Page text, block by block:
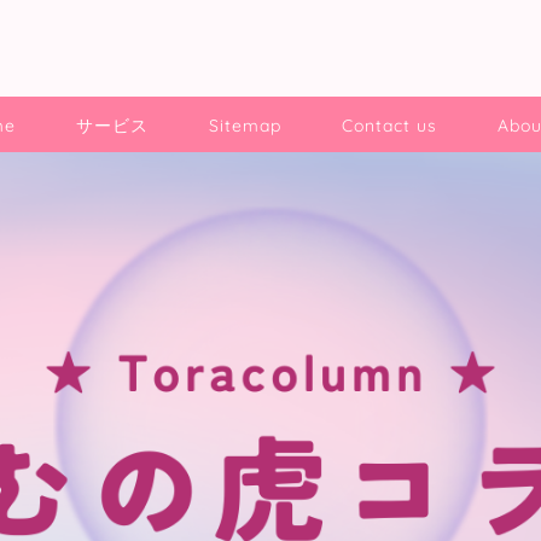
サービス Sitemap Contact us